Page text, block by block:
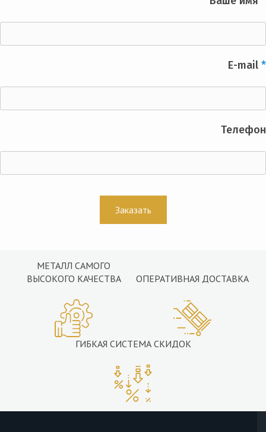
E-mail *
Телефон
МЕТАЛЛ САМОГО
ВЫСОКОГО КАЧЕСТВА
ОПЕРАТИВНАЯ ДОСТАВКА
ГИБКАЯ СИСТЕМА СКИДОК